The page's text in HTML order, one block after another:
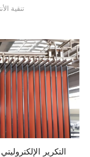
تنقية
التكرير